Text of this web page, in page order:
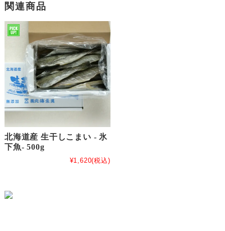
関連商品
北海道産 生干しこまい - 氷
下魚- 500g
¥1,620(税込)